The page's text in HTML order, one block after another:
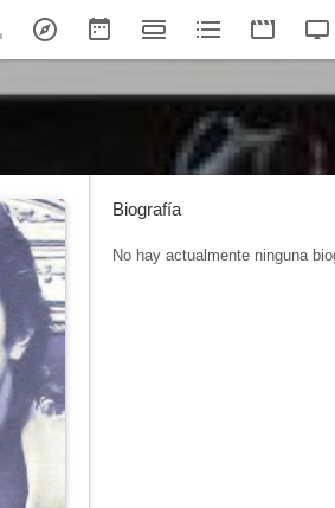
Biografía
No hay actualmente ninguna